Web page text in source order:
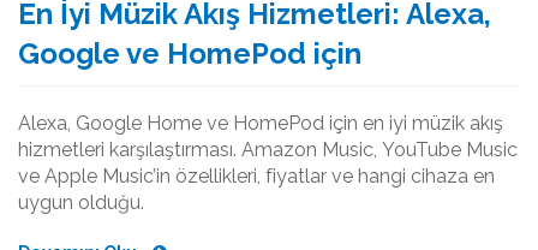
En İyi Müzik Akış Hizmetleri: Alexa,
Google ve HomePod için
Alexa, Google Home ve HomePod için en iyi müzik akış
hizmetleri karşılaştırması. Amazon Music, YouTube Music
ve Apple Music’in özellikleri, fiyatlar ve hangi cihaza en
uygun olduğu.